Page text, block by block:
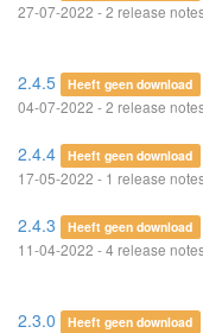
27-07-2022 - 2 release
2.4.5 Heeft geen download
04-07-2022 - 2 release
2.4.4 Heeft geen download
17-05-2022 - 1 release
2.4.3 Heeft geen download
11-04-2022 - 4 release
2.3.0 Heeft geen download